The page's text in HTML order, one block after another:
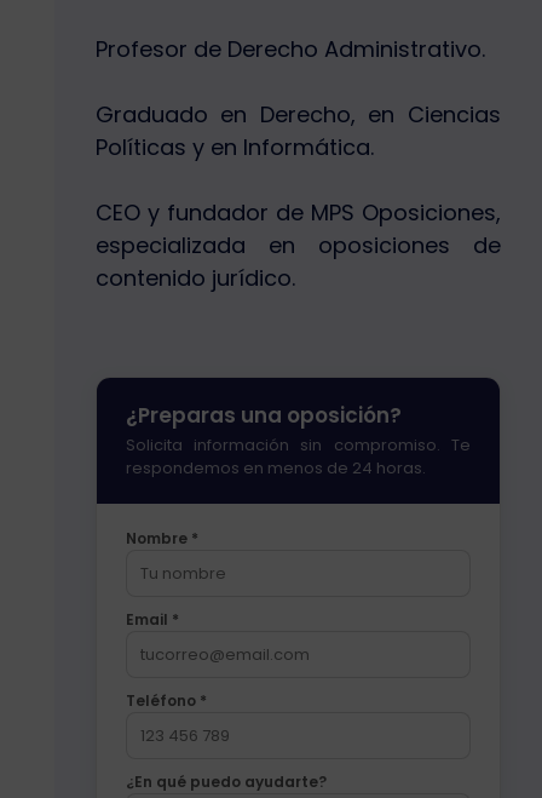
Profesor de Derecho Administrativo.
Graduado en Derecho, en Ciencias
Políticas y en Informática.
CEO y fundador de MPS Oposiciones,
especializada en oposiciones de
contenido jurídico.
¿Preparas una oposición?
Solicita información sin compromiso. Te
respondemos en menos de 24 horas.
Nombre *
Email *
Teléfono *
¿En qué puedo ayudarte?